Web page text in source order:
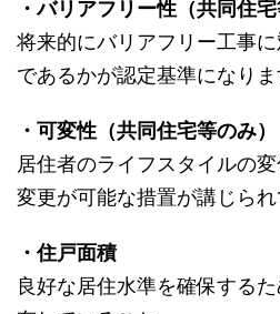
・バリアフリー性（共同住宅
将来的にバリアフリー工事
であるかが認定基準になり
・可変性（共同住宅等のみ）
居住者のライフスタイルの
変更が可能な措置が講じら
・住戸面積
良好な居住水準を確保する